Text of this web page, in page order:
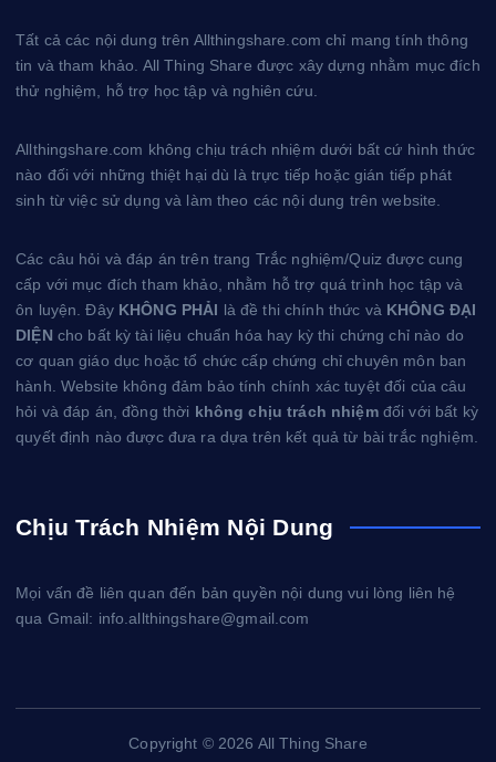
Tất cả các nội dung trên Allthingshare.com chỉ mang tính thông
tin và tham khảo. All Thing Share được xây dựng nhằm mục đích
thử nghiệm, hỗ trợ học tập và nghiên cứu.
Allthingshare.com không chịu trách nhiệm dưới bất cứ hình thức
nào đối với những thiệt hại dù là trực tiếp hoặc gián tiếp phát
sinh từ việc sử dụng và làm theo các nội dung trên website.
Các câu hỏi và đáp án trên trang Trắc nghiệm/Quiz được cung
cấp với mục đích tham khảo, nhằm hỗ trợ quá trình học tập và
ôn luyện. Đây KHÔNG PHẢI là đề thi chính thức và KHÔNG ĐẠI
DIỆN cho bất kỳ tài liệu chuẩn hóa hay kỳ thi chứng chỉ nào do
cơ quan giáo dục hoặc tổ chức cấp chứng chỉ chuyên môn ban
hành. Website không đảm bảo tính chính xác tuyệt đối của câu
hỏi và đáp án, đồng thời không chịu trách nhiệmđối với bất kỳ
quyết định nào được đưa ra dựa trên kết quả từ bài trắc nghiệm.
Chịu Trách Nhiệm Nội Dung
Mọi vấn đề liên quan đến bản quyền nội dung vui lòng liên hệ
qua Gmail: info.allthingshare@gmail.com
Copyright © 2026 All Thing Share